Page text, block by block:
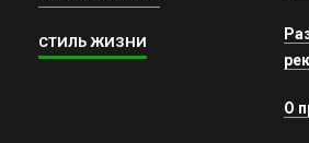
СТИЛЬ ЖИЗНИ
О